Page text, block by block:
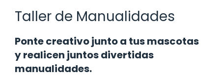
Taller de Manualidades
Ponte creativo junto a tus mascotas
y realicen juntos divertidas
manualidades.